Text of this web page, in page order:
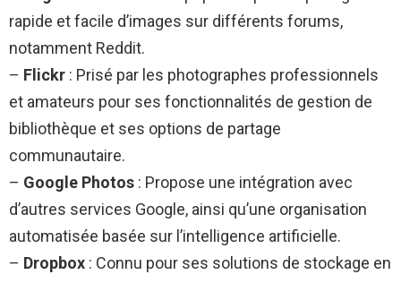
rapide et facile d’images sur différents forums,
notamment Reddit.
– Flickr : Prisé par les photographes professionnels
et amateurs pour ses fonctionnalités de gestion de
bibliothèque et ses options de partage
communautaire.
– Google Photos : Propose une intégration avec
d’autres services Google, ainsi qu’une organisation
automatisée basée sur l’intelligence artificielle.
– Dropbox : Connu pour ses solutions de stockage en